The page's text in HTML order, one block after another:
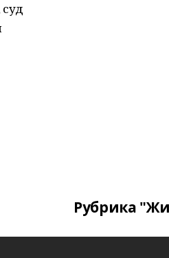
Рубрика